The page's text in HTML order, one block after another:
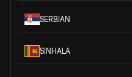
SERBIAN
SINHALA